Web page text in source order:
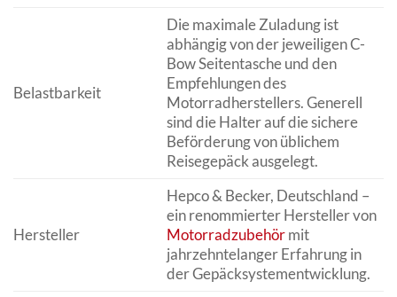
Belastbarkeit
Die maximale Zuladung ist
abhängig von der jeweiligen C-
Bow Seitentasche und den
Empfehlungen des
Motorradherstellers. Generell
sind die Halter auf die sichere
Beförderung von üblichem
Reisegepäck ausgelegt.
Hersteller
Hepco & Becker, Deutschland –
ein renommierter Hersteller von
Motorradzubehörmit
jahrzehntelanger Erfahrung in
der Gepäcksystementwicklung.